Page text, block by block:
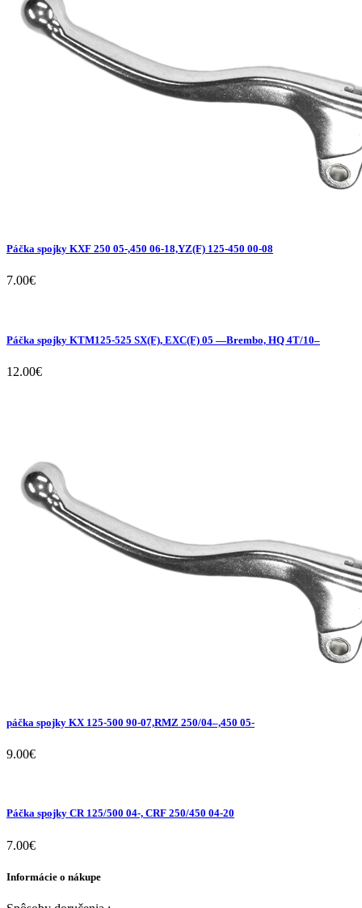
Páčka spojky KXF 250 05-,450 06-18,YZ(F) 125-450 00-08
7.00€
Páčka spojky KTM125-525 SX(F), EXC(F) 05 —Brembo, HQ 4T/10–
12.00€
páčka spojky KX 125-500 90-07,RMZ 250/04–,450 05-
9.00€
Páčka spojky CR 125/500 04-, CRF 250/450 04-20
7.00€
Informácie o nákupe